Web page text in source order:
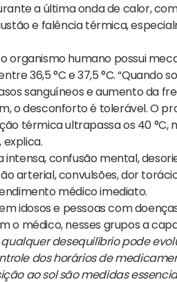
a última onda de calor,
e falência térmica,
organismo humano possui
36,5 °C e 37,5 °C. “Quando
sanguíneos e aumento da
o desconforto é tolerável. O
térmica ultrapassa os 40 °C,
confusão mental,
arterial, convulsões, dor
médico imediato.
idosos e pessoas com
o médico, nesses grupos a
qualquer desequilíbrio pode
dos horários de
ao sol são medidas